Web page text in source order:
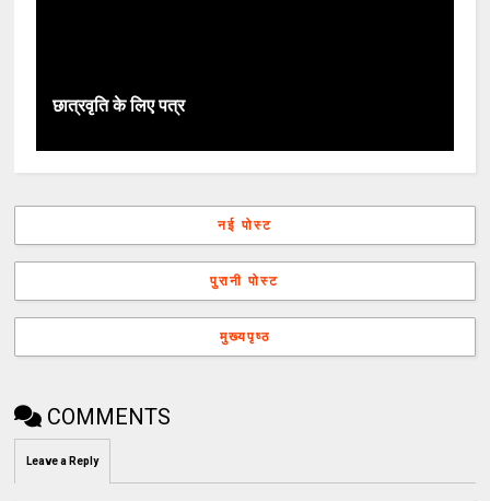
छात्रवृति के लिए पत्र
नई पोस्ट
पुरानी पोस्ट
मुख्यपृष्ठ
COMMENTS
Leave a Reply